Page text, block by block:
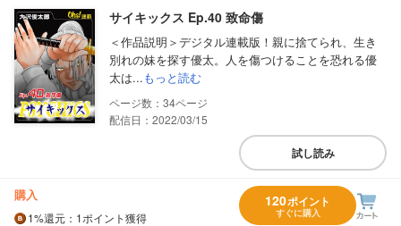
サイキックス Ep.40 致命傷
＜作品説明＞デジタル連載版！親に捨てられ、生き
別れの妹を探す優太。人を傷つけることを恐れる優
太は...もっと読む
34
配信日：2022/03/15
試し読み
購入
1%還元 ：1ポイント獲得
120ポイント
すぐに購入